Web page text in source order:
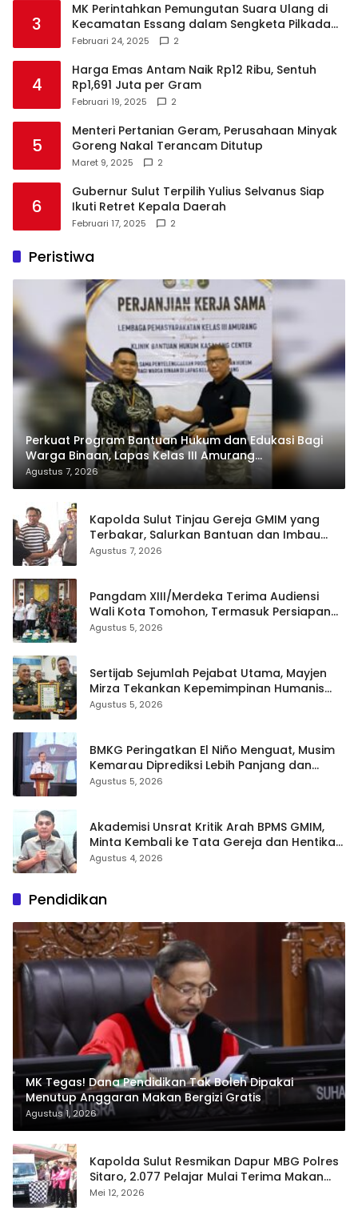
3
MK Perintahkan Pemungutan Suara Ulang di
Kecamatan Essang dalam Sengketa Pilkada
Talaud
Februari 24, 2025 2
4
Harga Emas Antam Naik Rp12 Ribu, Sentuh
Rp1,691 Juta per Gram
Februari 19, 2025 2
5
Menteri Pertanian Geram, Perusahaan Minyak
Goreng Nakal Terancam Ditutup
Maret 9, 2025 2
6
Gubernur Sulut Terpilih Yulius Selvanus Siap
Ikuti Retret Kepala Daerah
Februari 17, 2025 2
Peristiwa
Perkuat Program Bantuan Hukum dan Edukasi Bagi
Warga Binaan, Lapas Kelas III Amurang
Tandatangani MoU Dengan LBH KASALANG CENTER
Agustus 7, 2026
Kapolda Sulut Tinjau Gereja GMIM yang
Terbakar, Salurkan Bantuan dan Imbau
Waspada Musim Kemarau
Agustus 7, 2026
Pangdam XIII/Merdeka Terima Audiensi
Wali Kota Tomohon, Termasuk Persiapan
TIFF
Agustus 5, 2026
Sertijab Sejumlah Pejabat Utama, Mayjen
Mirza Tekankan Kepemimpinan Humanis
dan Profesional
Agustus 5, 2026
BMKG Peringatkan El Niño Menguat, Musim
Kemarau Diprediksi Lebih Panjang dan
Kering pada Agustus–September
Agustus 5, 2026
Akademisi Unsrat Kritik Arah BPMS GMIM,
Minta Kembali ke Tata Gereja dan Hentikan
Polarisasi
Agustus 4, 2026
Pendidikan
MK Tegas! Dana Pendidikan Tak Boleh Dipakai
Menutup Anggaran Makan Bergizi Gratis
Agustus 1, 2026
Kapolda Sulut Resmikan Dapur MBG Polres
Sitaro, 2.077 Pelajar Mulai Terima Makan
Gratis
Mei 12, 2026